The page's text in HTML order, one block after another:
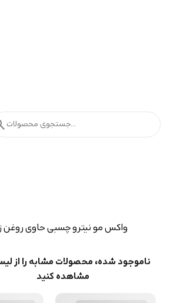
واکس مو نیترو چسبی حاوی روغن زیتون
ناموجود شده، محصولات مشابه را از
مشاهده کنید